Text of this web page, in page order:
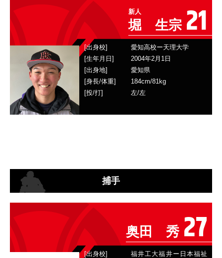
新人
堀 生宗 21
[出身校]
愛知高校ー天理大学
[生年月日]
2004年2月1日
[出身地]
愛知県
[身長/体重]
184cm/81kg
[投/打]
左/左
捕手
奥田 秀 27
[出身校]
福井工大福井ー日本福祉